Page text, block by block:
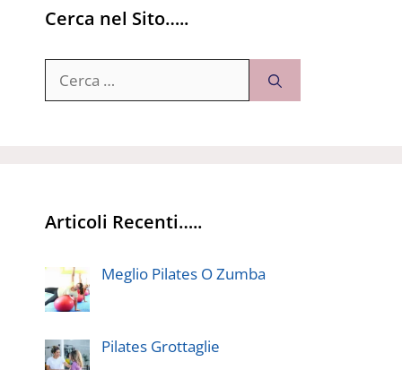
Cerca nel Sito…..
per:
Articoli Recenti…..
Meglio Pilates O Zumba
Pilates Grottaglie